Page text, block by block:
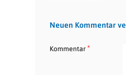
Neuen Kommentar
Kommentar*